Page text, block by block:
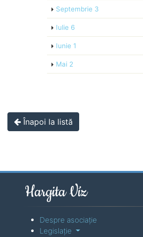
Septembrie 3
Iulie 6
Iunie 1
Mai 2
Înapoi la listă
Hargita Víz
Despre asociaţie
Legislaţie